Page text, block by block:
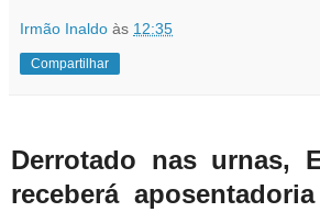
Irmão Inaldo às 12:35
Compartilhar
Derrotado nas urnas,
receberá